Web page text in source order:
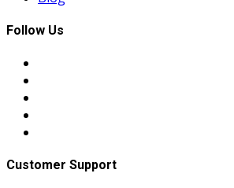
Follow Us
Customer Support